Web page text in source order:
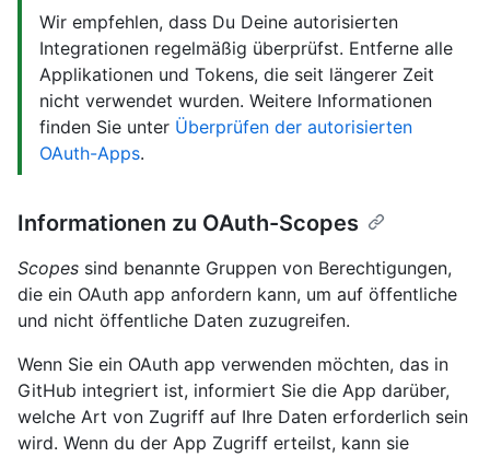
Wir empfehlen, dass Du Deine autorisierten
Integrationen regelmäßig überprüfst. Entferne alle
Applikationen und Tokens, die seit längerer Zeit
nicht verwendet wurden. Weitere Informationen
finden Sie unter Überprüfen der autorisierten
OAuth-Apps.
Informationen zu OAuth-Scopes
Scopes sind benannte Gruppen von Berechtigungen,
die ein OAuth app anfordern kann, um auf öffentliche
und nicht öffentliche Daten zuzugreifen.
Wenn Sie ein OAuth app verwenden möchten, das in
GitHub integriert ist, informiert Sie die App darüber,
welche Art von Zugriff auf Ihre Daten erforderlich sein
wird. Wenn du der App Zugriff erteilst, kann sie